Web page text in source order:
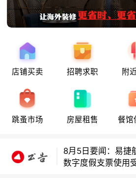
店铺买卖 招聘求职 附
跳蚤市场 房屋租售 餐馆
8月5日要闻：易捷
数字度假支票使用
数字度假支票使用
骗局！